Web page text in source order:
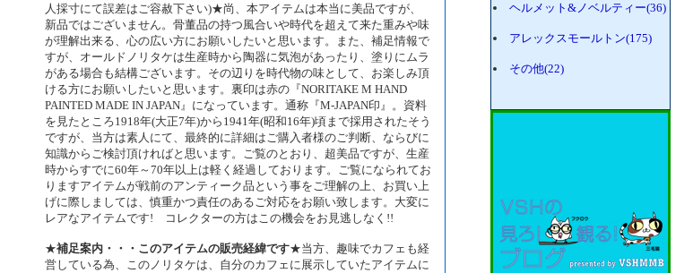
人採寸にて誤差はご容赦下さい)★尚、本アイテムは本当に美品ですが、
新品ではございません。骨董品の持つ風合いや時代を超えて来た重みや味
が理解出来る、心の広い方にお願いしたいと思います。また、補足情報で
すが、オールドノリタケは生産時から陶器に気泡があったり、塗りにムラ
がある場合も結構ございます。その辺りを時代物の味として、お楽しみ頂
ける方にお願いしたいと思います。裏印は赤の『NORITAKE M HAND
PAINTED MADE IN JAPAN』になっています。通称『M-JAPAN印』。資料
を見たところ1918年(大正7年)から1941年(昭和16年)頃まで採用されたそう
ですが、当方は素人にて、最終的に詳細はご購入者様のご判断、ならびに
知識からご検討頂ければと思います。ご覧のとおり、超美品ですが、生産
時からすでに60年～70年以上は軽く経過しております。ご覧になられてお
りますアイテムが戦前のアンティーク品という事をご理解の上、お買い上
げに際しましては、慎重かつ責任のあるご対応をお願い致します。大変に
レアなアイテムです! コレクターの方はこの機会をお見逃しなく!!
★補足案内・・・このアイテムの販売経緯です★当方、趣味でカフェも経
営している為、このノリタケは、自分のカフェに展示していたアイテムに
ヘルメット&ノベルティー(36)
アレックスモールトン(175)
その他(22)